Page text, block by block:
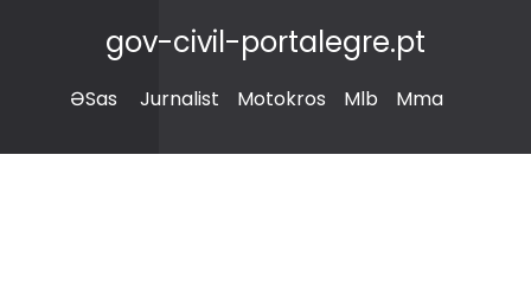
gov-civil-portalegre.pt
ƏSas Jurnalist Motokros Mlb Mma